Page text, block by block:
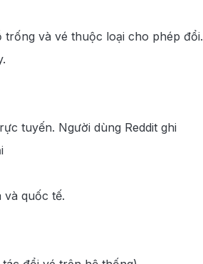
và vé thuộc loại cho phép đổi.
tuyến. Người dùng Reddit ghi
và quốc tế.